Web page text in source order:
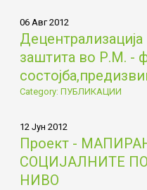
06 Авг 2012
Децентрализација
заштита во Р.М. -
Category: ПУБЛИКАЦИИ
12 Јун 2012
Проект -
СОЦИЈАЛНИТЕ
НИВО